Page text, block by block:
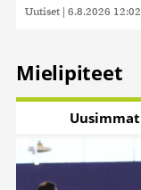
Uutiset | 6.8.2026 12:02
Mielipiteet
Uusimmat